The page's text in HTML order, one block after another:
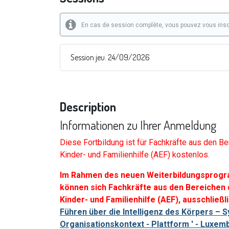
En cas de session complète, vous pouvez vous
Session jeu. 24/09/2026
Description
Informationen zu Ihrer Anmeldung
Diese Fortbildung ist für Fachkräfte aus den
Kinder- und Familienhilfe (AEF) kostenlos.
Im Rahmen des neuen
können sich Fachkräfte aus den Bereichen
Kinder- und Familienhilfe (AEF),
Führen über die Intelligenz des Körpers –
Organisationskontext - Plattform ' -